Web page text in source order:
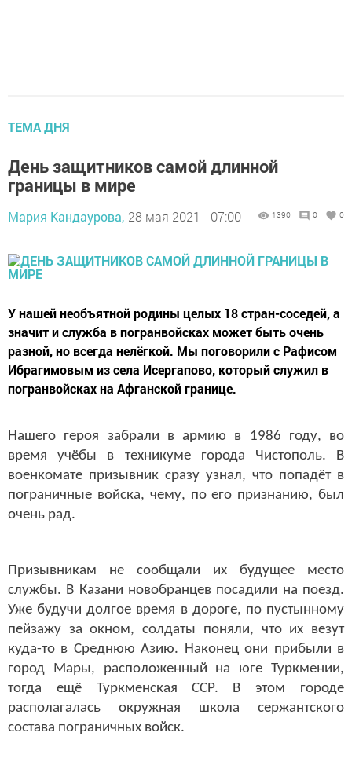
ТЕМА ДНЯ
День защитников самой длинной
границы в мире
Мария Кандаурова, 28 мая 2021 - 07:00 1390 0 0
У нашей необъятной родины целых 18 стран-соседей, а
значит и служба в погранвойсках может быть очень
разной, но всегда нелёгкой. Мы поговорили с Рафисом
Ибрагимовым из села Исергапово, который служил в
погранвойсках на Афганской границе.
Нашего героя забрали в армию в 1986 году, во
время учёбы в техникуме города Чистополь. В
военкомате призывник сразу узнал, что попадёт в
пограничные войска, чему, по его признанию, был
очень рад.
Призывникам не сообщали их будущее место
службы. В Казани новобранцев посадили на поезд.
Уже будучи долгое время в дороге, по пустынному
пейзажу за окном, солдаты поняли, что их везут
куда-то в Среднюю Азию. Наконец они прибыли в
город Мары, расположенный на юге Туркмении,
тогда ещё Туркменская ССР. В этом городе
располагалась окружная школа сержантского
состава пограничных войск.